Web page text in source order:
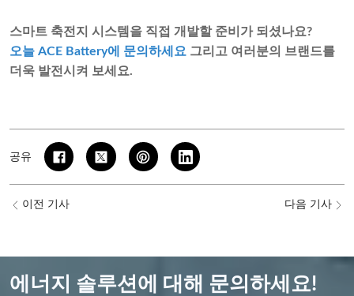
스마트 축전지 시스템을 직접 개발할 준비가 되셨나요?
오늘 ACE Battery에 문의하세요 그리고 여러분의 브랜드를
더욱 발전시켜 보세요.
공유
이전 기사 다음 기사
에너지 솔루션에 대해 문의하세요!